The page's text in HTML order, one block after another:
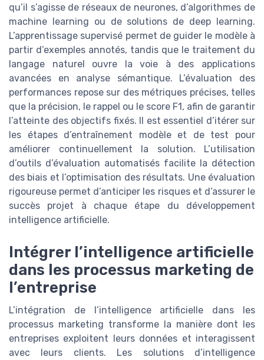
qu’il s’agisse de réseaux de neurones, d’algorithmes de
machine learning ou de solutions de deep learning.
L’apprentissage supervisé permet de guider le modèle à
partir d’exemples annotés, tandis que le traitement du
langage naturel ouvre la voie à des applications
avancées en analyse sémantique. L’évaluation des
performances repose sur des métriques précises, telles
que la précision, le rappel ou le score F1, afin de garantir
l’atteinte des objectifs fixés. Il est essentiel d’itérer sur
les étapes d’entraînement modèle et de test pour
améliorer continuellement la solution. L’utilisation
d’outils d’évaluation automatisés facilite la détection
des biais et l’optimisation des résultats. Une évaluation
rigoureuse permet d’anticiper les risques et d’assurer le
succès projet à chaque étape du développement
intelligence artificielle.
Intégrer l’intelligence artificielle
dans les processus marketing de
l’entreprise
L’intégration de l’intelligence artificielle dans les
processus marketing transforme la manière dont les
entreprises exploitent leurs données et interagissent
avec leurs clients. Les solutions d’intelligence